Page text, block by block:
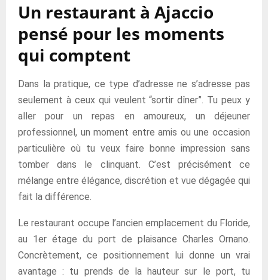
Un restaurant à Ajaccio
pensé pour les moments
qui comptent
Dans la pratique, ce type d’adresse ne s’adresse pas
seulement à ceux qui veulent “sortir dîner”. Tu peux y
aller pour un repas en amoureux, un déjeuner
professionnel, un moment entre amis ou une occasion
particulière où tu veux faire bonne impression sans
tomber dans le clinquant. C’est précisément ce
mélange entre élégance, discrétion et vue dégagée qui
fait la différence.
Le restaurant occupe l’ancien emplacement du Floride,
au 1er étage du port de plaisance Charles Ornano.
Concrètement, ce positionnement lui donne un vrai
avantage : tu prends de la hauteur sur le port, tu